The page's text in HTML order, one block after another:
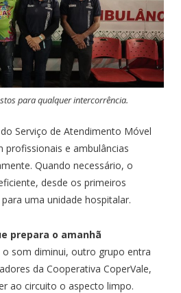
para qualquer intercorrência.
Serviço de Atendimento Móvel
profissionais e ambulâncias
Quando necessário, o
desde os primeiros
uma unidade hospitalar.
prepara o amanhã
som diminui, outro grupo entra
da Cooperativa CoperVale,
ao circuito o aspecto limpo.